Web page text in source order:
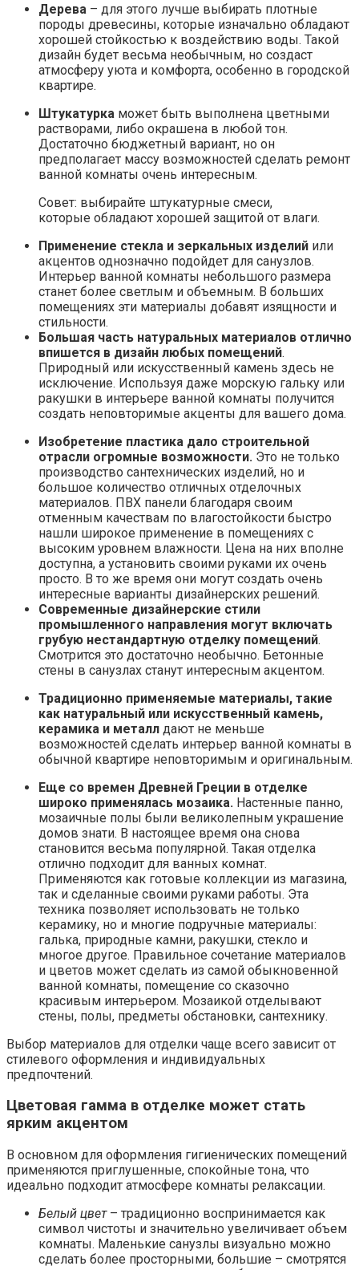
Дерева – для этого лучше выбирать плотные
породы древесины, которые изначально обладают
хорошей стойкостью к воздействию воды. Такой
дизайн будет весьма необычным, но создаст
атмосферу уюта и комфорта, особенно в городской
квартире.
Штукатурка может быть выполнена цветными
растворами, либо окрашена в любой тон.
Достаточно бюджетный вариант, но он
предполагает массу возможностей сделать ремонт
ванной комнаты очень интересным.
Совет: выбирайте штукатурные смеси,
которые обладают хорошей защитой от влаги.
Применение стекла и зеркальных изделий или
акцентов однозначно подойдет для санузлов.
Интерьер ванной комнаты небольшого размера
станет более светлым и объемным. В больших
помещениях эти материалы добавят изящности и
стильности.
Большая часть натуральных материалов отлично
впишется в дизайн любых помещений.
Природный или искусственный камень здесь не
исключение. Используя даже морскую гальку или
ракушки в интерьере ванной комнаты получится
создать неповторимые акценты для вашего дома.
Изобретение пластика дало строительной
отрасли огромные возможности. Это не только
производство сантехнических изделий, но и
большое количество отличных отделочных
материалов. ПВХ панели благодаря своим
отменным качествам по влагостойкости быстро
нашли широкое применение в помещениях с
высоким уровнем влажности. Цена на них вполне
доступна, а установить своими руками их очень
просто. В то же время они могут создать очень
интересные варианты дизайнерских решений.
Современные дизайнерские стили
промышленного направления могут включать
грубую нестандартную отделку помещений.
Смотрится это достаточно необычно. Бетонные
стены в санузлах станут интересным акцентом.
Традиционно применяемые материалы, такие
как натуральный или искусственный камень,
керамика и металл дают не меньше
возможностей сделать интерьер ванной комнаты в
обычной квартире неповторимым и оригинальным.
Еще со времен Древней Греции в отделке
широко применялась мозаика. Настенные панно,
мозаичные полы были великолепным украшение
домов знати. В настоящее время она снова
становится весьма популярной. Такая отделка
отлично подходит для ванных комнат.
Применяются как готовые коллекции из магазина,
так и сделанные своими руками работы. Эта
техника позволяет использовать не только
керамику, но и многие подручные материалы:
галька, природные камни, ракушки, стекло и
многое другое. Правильное сочетание материалов
и цветов может сделать из самой обыкновенной
ванной комнаты, помещение со сказочно
красивым интерьером. Мозаикой отделывают
стены, полы, предметы обстановки, сантехнику.
Выбор материалов для отделки чаще всего зависит от
стилевого оформления и индивидуальных
предпочтений.
Цветовая гамма в отделке может стать
ярким акцентом
В основном для оформления гигиенических помещений
применяются приглушенные, спокойные тона, что
идеально подходит атмосфере комнаты релаксации.
Белый цвет– традиционно воспринимается как
символ чистоты и значительно увеличивает объем
комнаты. Маленькие санузлы визуально можно
сделать более просторными, большие – смотрятся